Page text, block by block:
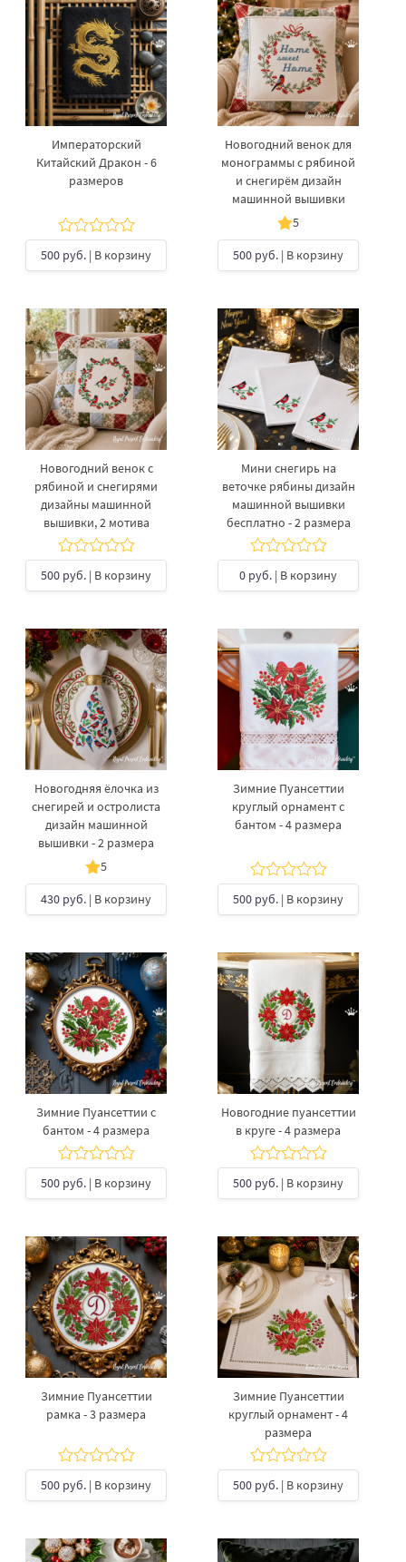
Императорский
Китайский Дракон - 6
размеров
500 руб. | В корзину
Новогодний венок для
монограммы с рябиной
и снегирём дизайн
машинной вышивки
5
500 руб. | В корзину
Новогодний венок с
рябиной и снегирями
дизайны машинной
вышивки, 2 мотива
500 руб. | В корзину
Мини снегирь на
веточке рябины дизайн
машинной вышивки
бесплатно - 2 размера
0 руб. | В корзину
Новогодняя ёлочка из
снегирей и остролиста
дизайн машинной
вышивки - 2 размера
5
430 руб. | В корзину
Зимние Пуансеттии
круглый орнамент с
бантом - 4 размера
500 руб. | В корзину
Зимние Пуансеттии с
бантом - 4 размера
500 руб. | В корзину
Новогодние пуансеттии
в круге - 4 размера
500 руб. | В корзину
Зимние Пуансеттии
рамка - 3 размера
500 руб. | В корзину
Зимние Пуансеттии
круглый орнамент - 4
размера
500 руб. | В корзину